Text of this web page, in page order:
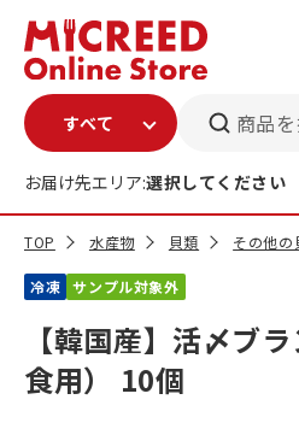
商品
お届け先エリア:選択してください
TOP 水産物 貝類 その他の
冷凍 サンプル対象外
【韓国産】活〆ブ
食用） 10個